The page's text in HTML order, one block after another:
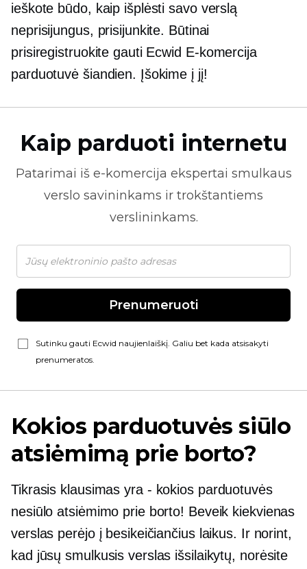
ieškote būdo, kaip išplėsti savo verslą
neprisijungus, prisijunkite. Būtinai
prisiregistruokite gauti Ecwid E-komercija
parduotuvė šiandien. Įšokime į jį!
Kaip parduoti internetu
Patarimai iš e-komercija ekspertai smulkaus
verslo savininkams ir trokštantiems
verslininkams.
Prenumeruoti
Sutinku gauti Ecwid naujienlaiškį. Galiu bet kada atsisakyti
prenumeratos.
Kokios parduotuvės siūlo
atsiėmimą prie borto?
Tikrasis klausimas yra - kokios parduotuvės
nesiūlo atsiėmimo prie borto! Beveik kiekvienas
verslas perėjo į besikeičiančius laikus. Ir norint,
kad jūsų smulkusis verslas išsilaikytų, norėsite